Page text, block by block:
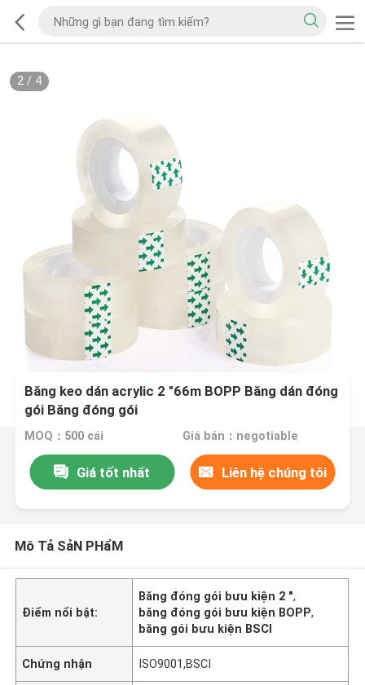
2/ 4
Băng keo dán acrylic 2 "66m BOPP Băng dán đóng
gói Băng đóng gói
MOQ：500 cái Giá bán：negotiable
Giá tốt nhất Liên hệ chúng tôi
Mô Tả SảN PHẩM
Điểm nổi bật:
Băng đóng gói bưu kiện 2 ",
băng đóng gói bưu kiện BOPP,
băng gói bưu kiện BSCI
Chứng nhận ISO9001,BSCI